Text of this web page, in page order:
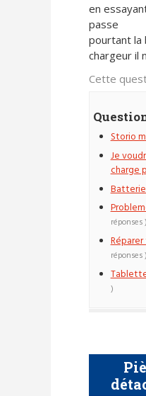
en
passe
pourtant la
chargeur il
Cette
Storio
Je
charge
Batterie
réponses )
réponses )
)